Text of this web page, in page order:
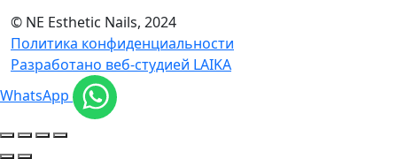
© NE Esthetic Nails, 2024
Политика конфиденциальности
Разработано веб-студией LAIKA
WhatsApp